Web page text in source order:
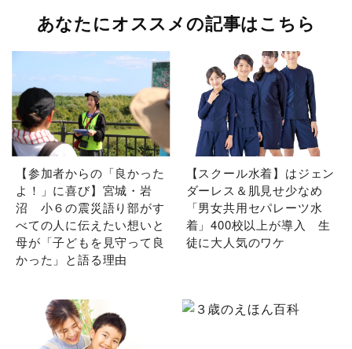
あなたにオススメの記事はこちら
【参加者からの「良かった
よ！」に喜び】宮城・岩
沼 小６の震災語り部がす
べての人に伝えたい想いと
母が「子どもを見守って良
かった」と語る理由
【スクール水着】はジェン
ダーレス＆肌見せ少なめ
「男女共用セパレーツ水
着」400校以上が導入 生
徒に大人気のワケ